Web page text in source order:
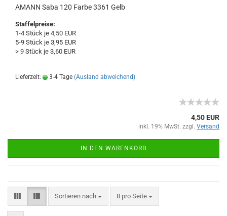
AMANN Saba 120 Farbe 3361 Gelb
Staffelpreise:
1-4 Stück je 4,50 EUR
5-9 Stück je 3,95 EUR
> 9 Stück je 3,60 EUR
Lieferzeit: 3-4 Tage (Ausland abweichend)
4,50 EUR
inkl. 19% MwSt. zzgl. Versand
IN DEN WARENKORB
Sortieren nach 8 pro Seite